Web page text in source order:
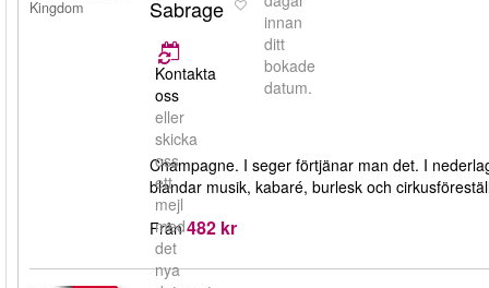
innan
ditt
bokade
datum.
Kingdom
Sabrage
Kontakta
oss
eller
skicka
oss
ett
mejl
med
det
nya
Champagne. I seger förtjänar man det. I
blandar musik, kabaré, burlesk och
Från 482 kr